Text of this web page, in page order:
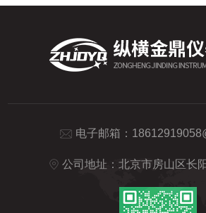
电子邮箱：
公司地址：北京市房山区长